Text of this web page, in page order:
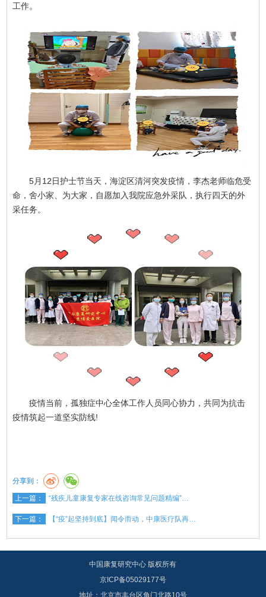
工作。
5月12日护士节当天，海淀区清河突发疫情，李杰老师临危受
命，舍小家、为大家，自愿加入我院应急外采队，执行四天的外
采任务。
疫情当前，孤独症中心全体工作人员同心协力，共同为抗击
疫情筑起一道坚实防线!
分享到：
上一篇： “残疾儿童康复专家在线咨询常见问题精编”…
下一篇： 【“疫”起坚持到底】闻令而动，中康医疗队再…
中国康复研究中心 版权所有
京ICP备05029177号
地址：北京市丰台区角门北路10号